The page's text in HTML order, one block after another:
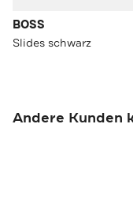
BOSS
Slides schwarz
Andere Kunden